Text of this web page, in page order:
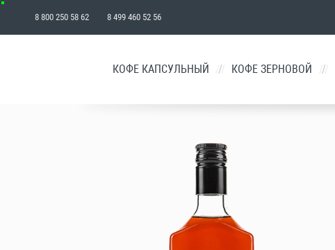
8 800 250 58 62 8 499 460 52 56
КОФЕ КАПСУЛЬНЫЙ / КОФЕ ЗЕРНОВОЙ /